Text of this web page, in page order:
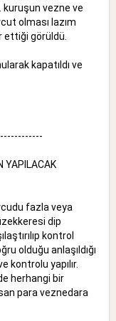
kuruşun vezne ve
olması lazım
görüldü.
kapatıldı ve
YAPILACAK
fazla veya
dip
kontrol
olduğu anlaşıldığı
kontrolu yapılır.
herhangi bir
para veznedara